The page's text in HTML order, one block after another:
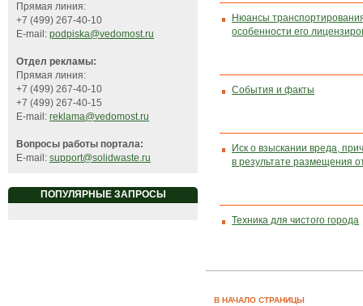
Прямая линия:
+7 (499) 267-40-10
E-mail: podpiska@vedomost.ru
Отдел рекламы:
Прямая линия:
+7 (499) 267-40-10
+7 (499) 267-40-15
E-mail: reklama@vedomost.ru
Вопросы работы портала:
E-mail: support@solidwaste.ru
ПОПУЛЯРНЫЕ ЗАПРОСЫ
Нюансы
особенности его
События и факты
Иск о взыскании вреда,
в результате размещения
Техника для чистого города
В НАЧАЛО СТРАНИЦЫ